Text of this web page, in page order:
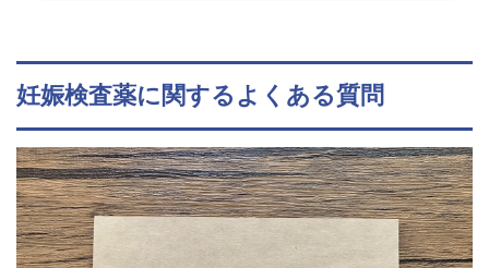
妊娠検査薬に関するよくある質問